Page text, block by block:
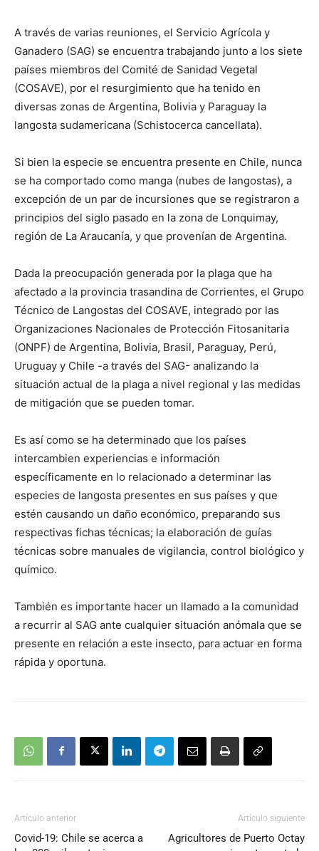
A través de varias reuniones, el Servicio Agrícola y
Ganadero (SAG) se encuentra trabajando junto a los siete
países miembros del Comité de Sanidad Vegetal
(COSAVE), por el resurgimiento que ha tenido en
diversas zonas de Argentina, Bolivia y Paraguay la
langosta sudamericana (Schistocerca cancellata).
Si bien la especie se encuentra presente en Chile, nunca
se ha comportado como manga (nubes de langostas), a
excepción de un par de incursiones que se registraron a
principios del siglo pasado en la zona de Lonquimay,
región de La Araucanía, y que provenían de Argentina.
Dada la preocupación generada por la plaga que ha
afectado a la provincia trasandina de Corrientes, el Grupo
Técnico de Langostas del COSAVE, integrado por las
Organizaciones Nacionales de Protección Fitosanitaria
(ONPF) de Argentina, Bolivia, Brasil, Paraguay, Perú,
Uruguay y Chile -a través del SAG- analizando la
situación actual de la plaga a nivel regional y las medidas
de mitigación que se pueden tomar.
Es así como se ha determinado que los países
intercambien experiencias e información
específicamente en lo relacionado a determinar las
especies de langosta presentes en sus países y que
estén causando un daño económico, preparando sus
respectivas fichas técnicas; la elaboración de guías
técnicas sobre manuales de vigilancia, control biológico y
químico.
También es importante hacer un llamado a la comunidad
a recurrir al SAG ante cualquier situación anómala que se
presente en relación a este insecto, para actuar en forma
rápida y oportuna.
Artículo anterior
Covid-19: Chile se acerca a
Artículo siguiente
Agricultores de Puerto Octay